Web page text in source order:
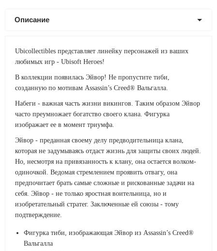
Описание
Ubicollectibles представляет линейку персонажей из ваших
любимых игр - Ubisoft Heroes!
В коллекции появилась Эйвор! Не пропустите тиби,
созданную по мотивам Assassin’s Creed® Вальгалла.
Набеги - важная часть жизни викингов. Таким образом Эйвор
часто преумножает богатство своего клана. Фигурка
изображает ее в момент триумфа.
Эйвор - преданная своему делу предводительница клана,
которая не задумываясь отдаст жизнь для защиты своих людей.
Но, несмотря на привязанность к клану, она остается волком-
одиночкой. Ведомая стремлением проявить отвагу, она
предпочитает брать самые сложные и рискованные задачи на
себя. Эйвор - не только яростная воительница, но и
изобретательный стратег. Заключенные ей союзы - тому
подтверждение.
Фигурка тиби, изображающая Эйвор из Assassin’s Creed®
Вальгалла